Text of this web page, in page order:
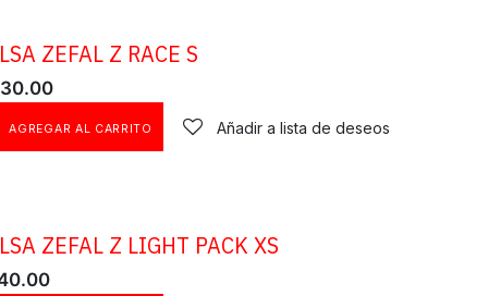
ZEFAL Z RACE S
AGREGAR AL CARRITO Añadir a lista de deseos
ZEFAL Z LIGHT PACK XS